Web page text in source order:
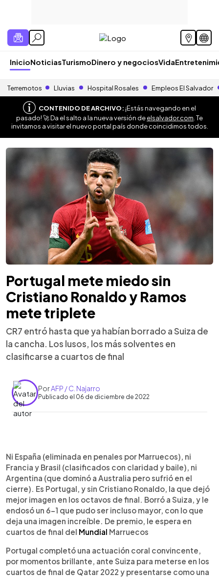
InicioNoticiasTurismoDinero y negociosVida
Terremotos Lluvias Hospital Rosales Empleos El Salvador
CONTENIDO DE ARCHIVO:¡Estás navegando en el
pasado! 🚀 Da el salto a la nueva versión deelsalvador.com . Te
invitamos a visitar el nuevo portal país donde coincidimos todos.
Portugal mete miedo sin
Cristiano Ronaldo y Ramos
mete triplete
CR7 entró hasta que ya habían borrado a Suiza de
la cancha. Los lusos, los más solventes en
clasificarse a cuartos de final
PorAFP / C. Najarro
Publicado el 06 de diciembre de 2022
► Escuchar artículo
Ni España (eliminada en penales por Marruecos), ni
Francia y Brasil (clasificados con claridad y baile), ni
Argentina (que dominó a Australia pero sufrió en el
cierre). Es Portugal, y sin Cristiano Ronaldo, la que dejó
mejor imagen en los octavos de final. Borró a Suiza, y le
endosó un 6-1 que pudo ser incluso mayor, con lo que
deja una imagen increíble. De premio, le espera en
cuartos de final del Mundial Marruecos
Portugal completó una actuación coral convincente,
por momentos brillante, ante Suiza para meterse en los
cuartos de final de Qatar 2022 y presentarse como una